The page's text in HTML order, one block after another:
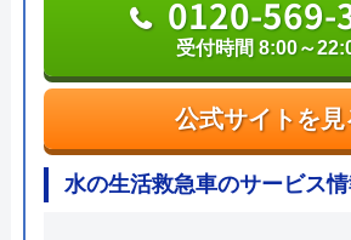
業に入るので安心です。作業料金
料として諸経費がかかるので、費
認してから承諾のサインをしまし
各市区から認可を受けている水道
り、研修制度や資格取得支援など
公式サイトを見
0120-569-
受付時間 8:00～
水の生活救急車のサービス